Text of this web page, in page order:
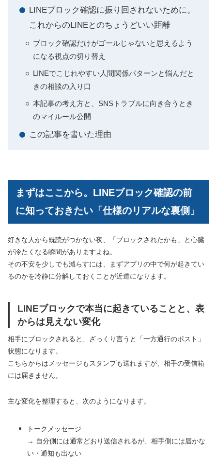
LINEブロック確認に振り回されないために。
これからのLINEとのちょうどいい距離
ブロック確認だけがゴールじゃないと思えるよう
になる視点の切り替え
LINEでこじれやすい人間関係パターンと悩んだと
きの相談の入り口
本記事の考え方と、SNSトラブルに向き合うとき
のマイルール公開
この記事を書いた理由
まずはここから。LINEブロック確認の前
に知っておきたい「仕様のリアルな裏側」
好きな人から既読がつかない夜、「ブロックされたかも」と心臓
が冷たくなる瞬間がありますよね。
その不安を少しでも減らすには、まずアプリの中で何が起きてい
るのかを冷静に分解しておくことが近道になります。
LINEブロックで本当に起きていることと、表
からは見えない変化
相手にブロックされると、ざっくり言うと「一方通行のポスト」
状態になります。
こちらからはメッセージもスタンプも送れますが、相手の受信箱
には届きません。
主な変化を整理すると、次のようになります。
トークメッセージ
→ 自分側には通常どおり送信されるが、相手側には届かな
い・通知も出ない